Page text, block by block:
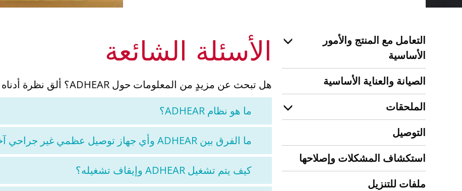
الأسئلة الشائعة
هل تبحث عن مزيدٍ من المعلومات حول ADHEAR؟ ألق نظرة أدناه للحصول على إجابات للأسئلة الأكثر شيوعًا.
ما هو نظام ADHEAR؟
ما الفرق بين ADHEAR وأي جهاز توصيل عظمي غير جراحي آخر؟
كيف يتم تشغيل ADHEAR وإيقاف تشغيله؟
التعامل مع المنتج والأمور
الأساسية
الصيانة والعناية الأساسية
الملحقات
التوصيل
استكشاف المشكلات وإصلاحها
ملفات للتنزيل